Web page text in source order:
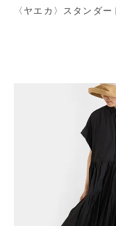
〈ヤエカ〉スタンダ